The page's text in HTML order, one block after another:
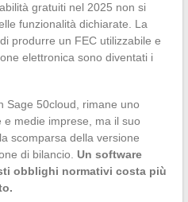
gratuiti nel 2025 non si
funzionalità dichiarate. La
produrre un FEC utilizzabile e
elettronica sono diventati i
Sage 50cloud, rimane uno
medie imprese, ma il suo
scomparsa della versione
di bilancio. Un software
obblighi normativi costa più